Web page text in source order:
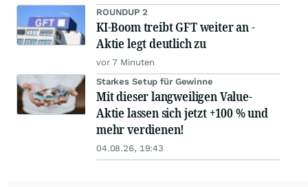
ROUNDUP 2
KI-Boom treibt GFT weiter an -
Aktie legt deutlich zu
vor 7 Minuten
Starkes Setup für Gewinne
Mit dieser langweiligen Value-
Aktie lassen sich jetzt +100 % und
mehr verdienen!
04.08.26, 19:43